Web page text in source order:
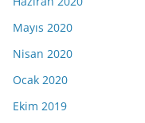
Mayıs 2020
Nisan 2020
Ocak 2020
Ekim 2019